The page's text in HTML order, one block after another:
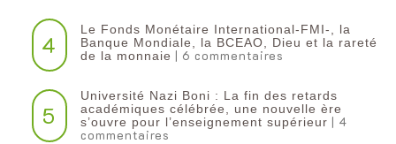
4
Le Fonds Monétaire International-FMI-, la
Banque Mondiale, la BCEAO, Dieu et la rareté
de la monnaie | 6 commentaires
5
Université Nazi Boni : La fin des retards
académiques célébrée, une nouvelle ère
s’ouvre pour l’enseignement supérieur | 4
commentaires